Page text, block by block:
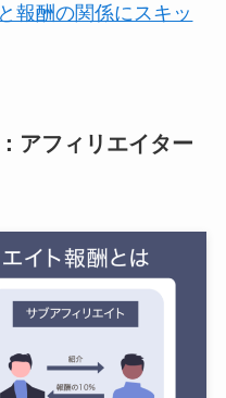
報酬の関係にスキッ
アフィリエイター